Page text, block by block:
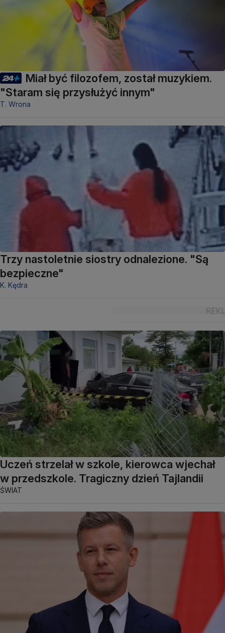
Miał być filozofem, został muzykiem.
"Staram się przysłużyć innym"
T. Wrona
Trzy nastoletnie siostry odnalezione. "Są
bezpieczne"
K. Kędra
Uczeń strzelał w szkole, kierowca wjechał
w przedszkole. Tragiczny dzień Tajlandii
ŚWIAT